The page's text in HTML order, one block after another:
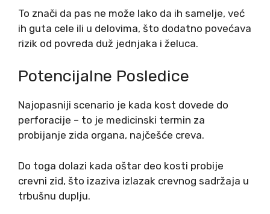
To znači da pas ne može lako da ih samelje, već
ih guta cele ili u delovima, što dodatno povećava
rizik od povreda duž jednjaka i želuca.
Potencijalne Posledice
Najopasniji scenario je kada kost dovede do
perforacije – to je medicinski termin za
probijanje zida organa, najčešće creva.
Do toga dolazi kada oštar deo kosti probije
crevni zid, što izaziva izlazak crevnog sadržaja u
trbušnu duplju.